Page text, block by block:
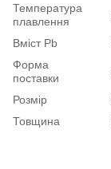
Температура
плавлення
Вміст Pb
Форма
поставки
Розмір
Товщина